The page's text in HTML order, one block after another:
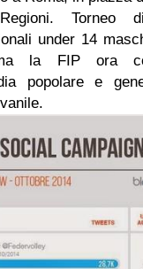
Torneo
under 14
la FIP ora
popolare e